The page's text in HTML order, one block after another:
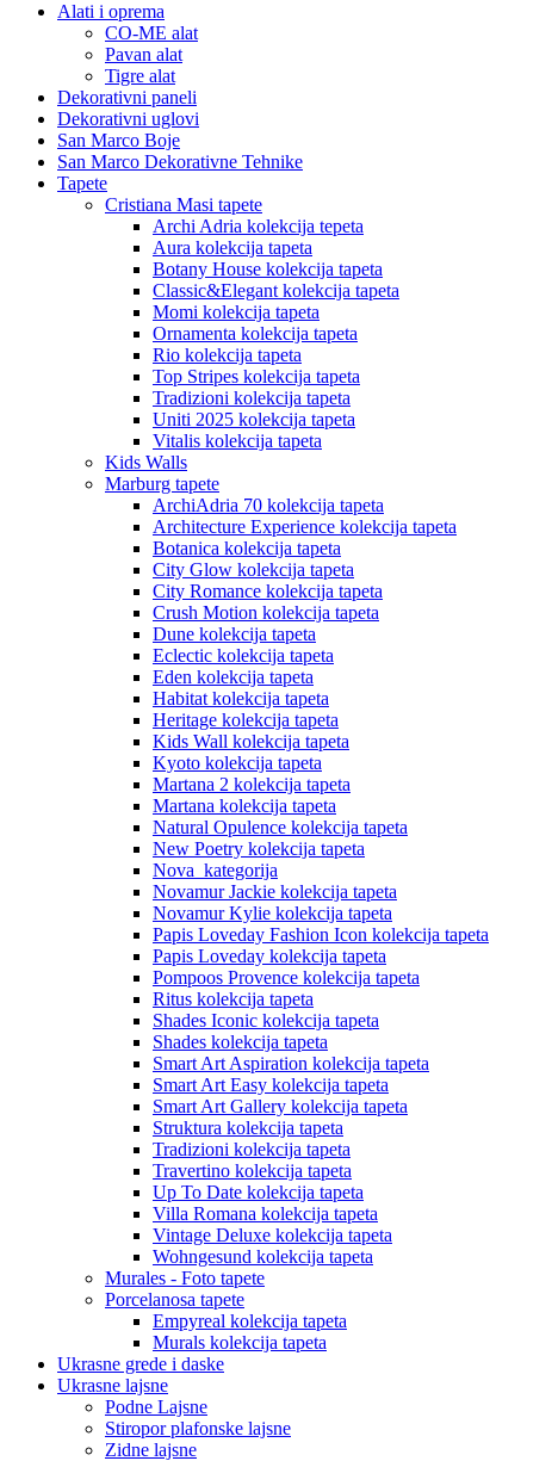
Alati i oprema
CO-ME alat
Pavan alat
Tigre alat
Dekorativni paneli
Dekorativni uglovi
San Marco Boje
San Marco Dekorativne Tehnike
Tapete
Cristiana Masi tapete
Archi Adria kolekcija tepeta
Aura kolekcija tapeta
Botany House kolekcija tapeta
Classic&Elegant kolekcija tapeta
Momi kolekcija tapeta
Ornamenta kolekcija tapeta
Rio kolekcija tapeta
Top Stripes kolekcija tapeta
Tradizioni kolekcija tapeta
Uniti 2025 kolekcija tapeta
Vitalis kolekcija tapeta
Kids Walls
Marburg tapete
ArchiAdria 70 kolekcija tapeta
Architecture Experience kolekcija tapeta
Botanica kolekcija tapeta
City Glow kolekcija tapeta
City Romance kolekcija tapeta
Crush Motion kolekcija tapeta
Dune kolekcija tapeta
Eclectic kolekcija tapeta
Eden kolekcija tapeta
Habitat kolekcija tapeta
Heritage kolekcija tapeta
Kids Wall kolekcija tapeta
Kyoto kolekcija tapeta
Martana 2 kolekcija tapeta
Martana kolekcija tapeta
Natural Opulence kolekcija tapeta
New Poetry kolekcija tapeta
Nova_kategorija
Novamur Jackie kolekcija tapeta
Novamur Kylie kolekcija tapeta
Papis Loveday Fashion Icon kolekcija tapeta
Papis Loveday kolekcija tapeta
Pompoos Provence kolekcija tapeta
Ritus kolekcija tapeta
Shades Iconic kolekcija tapeta
Shades kolekcija tapeta
Smart Art Aspiration kolekcija tapeta
Smart Art Easy kolekcija tapeta
Smart Art Gallery kolekcija tapeta
Struktura kolekcija tapeta
Tradizioni kolekcija tapeta
Travertino kolekcija tapeta
Up To Date kolekcija tapeta
Villa Romana kolekcija tapeta
Vintage Deluxe kolekcija tapeta
Wohngesund kolekcija tapeta
Murales - Foto tapete
Porcelanosa tapete
Empyreal kolekcija tapeta
Murals kolekcija tapeta
Ukrasne grede i daske
Ukrasne lajsne
Podne Lajsne
Stiropor plafonske lajsne
Zidne lajsne